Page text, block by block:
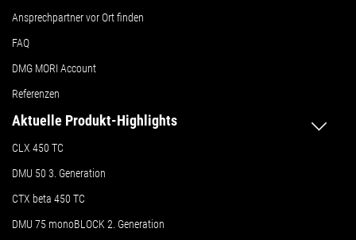
Ansprechpartner vor Ort finden
FAQ
DMG MORI Account
Referenzen
Aktuelle Produkt-Highlights
CLX 450 TC
DMU 50 3. Generation
CTX beta 450 TC
DMU 75 monoBLOCK 2. Generation